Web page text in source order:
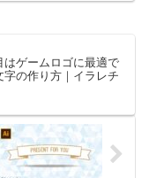
ゲームロゴに最適で
の作り方｜イラレチ